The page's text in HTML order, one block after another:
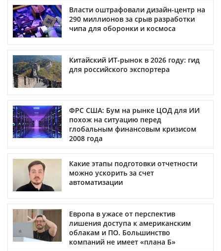
Власти оштрафовали дизайн-центр на
290 миллионов за срыв разработки
чипа для оборонки и космоса
Китайский ИТ-рынок в 2026 году: гид
для российского экспортера
ФРС США: Бум на рынке ЦОД для ИИ
похож на ситуацию перед
глобальным финансовым кризисом
2008 года
Какие этапы подготовки отчетности
можно ускорить за счет
автоматизации
Европа в ужасе от перспектив
лишения доступа к американским
облакам и ПО. Большинство
компаний не имеет «плана Б»